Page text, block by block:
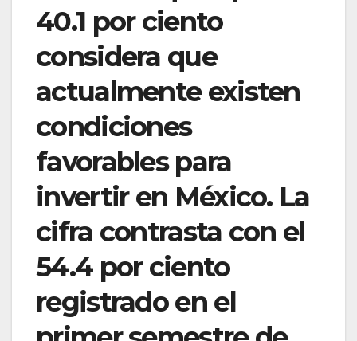
40.1 por ciento
considera que
actualmente existen
condiciones
favorables para
invertir en México. La
cifra contrasta con el
54.4 por ciento
registrado en el